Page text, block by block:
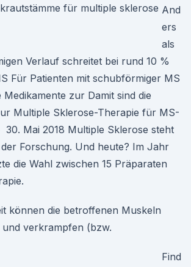
And
ers
als
Verlauf schreitet bei rund 10 %
Für Patienten mit schubförmiger MS
zur Damit sind die
Multiple Sklerose-Therapie für MS-
30. Mai 2018 Multiple Sklerose steht
Forschung. Und heute? Im Jahr
die Wahl zwischen 15 Präparaten
können die betroffenen Muskeln
verkrampfen (bzw.
Find